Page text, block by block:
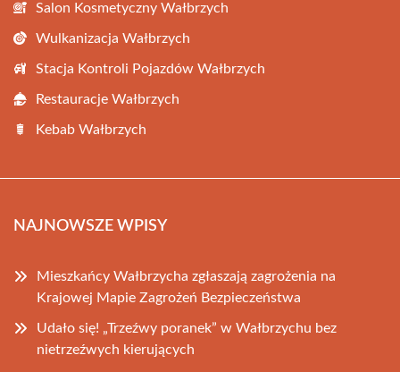
Salon Kosmetyczny Wałbrzych
Wulkanizacja Wałbrzych
Stacja Kontroli Pojazdów Wałbrzych
Restauracje Wałbrzych
Kebab Wałbrzych
NAJNOWSZE WPISY
Mieszkańcy Wałbrzycha zgłaszają zagrożenia na
Krajowej Mapie Zagrożeń Bezpieczeństwa
Udało się! „Trzeźwy poranek” w Wałbrzychu bez
nietrzeźwych kierujących